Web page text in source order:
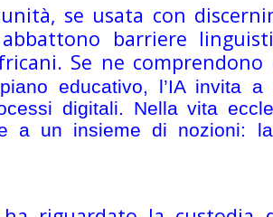
se usata con
barriere
Se ne
educativo, l’IA invita
digitali. Nella vita
un insieme di nozioni: la